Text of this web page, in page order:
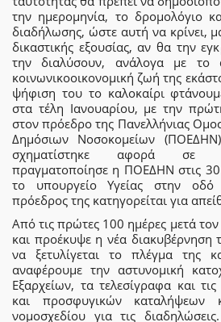
την ημερομηνία, το δρομολόγιο
διαδήλωσης, ώστε αυτή να κρίνει,
δικαστικής εξουσίας, αν θα την
την διαλύσουν, ανάλογα με το
κοινωνικοοικονομική ζωή της
ψήφιση του το καλοκαίρι
στα τέλη Ιανουαρίου, με την
στον πρόεδρο της Πανελλήνιας
Δημόσιων Νοσοκομείων
σχηματίστηκε αφορά σε
πραγματοποίησε η ΠΟΕΔΗΝ στις
το υπουργείο Υγείας στην οδό
πρόεδρος της κατηγορείται για
Από τις πρώτες 100 ημέρες μετά
και προέκυψε η νέα διακυβέρνηση
να ξετυλίγεται το πλέγμα της
αναφέρουμε την αστυνομική
Εξαρχείων, τα τελεσίγραφα και
και προσφυγικών
νομοσχεδίου για τις